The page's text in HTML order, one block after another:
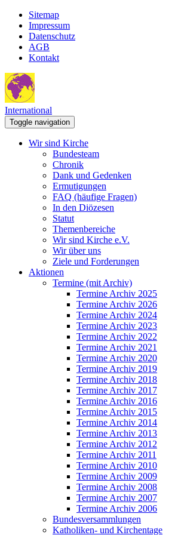
Sitemap
Impressum
Datenschutz
AGB
Kontakt
International
Toggle navigation
Wir sind Kirche
Bundesteam
Chronik
Dank und Gedenken
Ermutigungen
FAQ (häufige Fragen)
In den Diözesen
Statut
Themenbereiche
Wir sind Kirche e.V.
Wir über uns
Ziele und Forderungen
Aktionen
Termine (mit Archiv)
Termine Archiv 2025
Termine Archiv 2026
Termine Archiv 2024
Termine Archiv 2023
Termine Archiv 2022
Termine Archiv 2021
Termine Archiv 2020
Termine Archiv 2019
Termine Archiv 2018
Termine Archiv 2017
Termine Archiv 2016
Termine Archiv 2015
Termine Archiv 2014
Termine Archiv 2013
Termine Archiv 2012
Termine Archiv 2011
Termine Archiv 2010
Termine Archiv 2009
Termine Archiv 2008
Termine Archiv 2007
Termine Archiv 2006
Bundesversammlungen
Katholiken- und Kirchentage